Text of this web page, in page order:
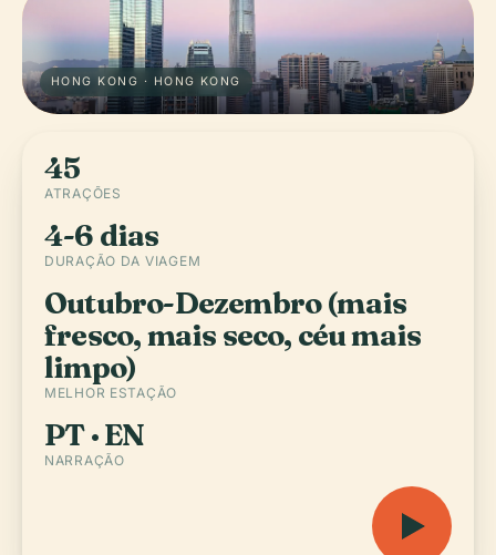
HONG KONG · HONG KONG
45
ATRAÇÕES
4-6 dias
DURAÇÃO DA VIAGEM
Outubro-Dezembro (mais
fresco, mais seco, céu mais
limpo)
MELHOR ESTAÇÃO
PT · EN
NARRAÇÃO